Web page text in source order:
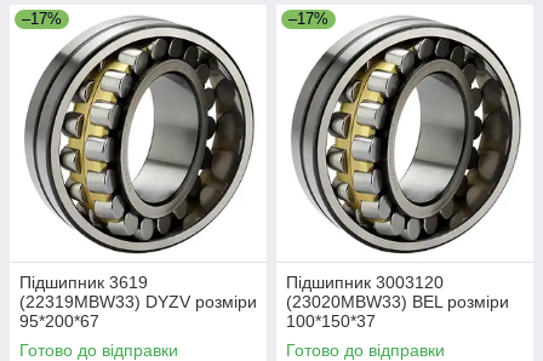
–17%
Підшипник 3619
(22319MBW33) DYZV розміри
95*200*67
Готово до відправки
–17%
Підшипник 3003120
(23020MBW33) BEL розміри
100*150*37
Готово до відправки